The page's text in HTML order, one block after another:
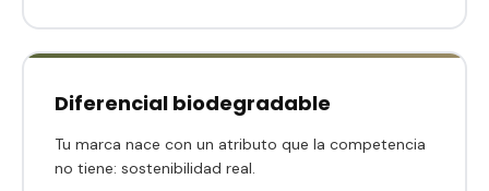
Diferencial biodegradable
Tu marca nace con un atributo que la competencia
no tiene: sostenibilidad real.